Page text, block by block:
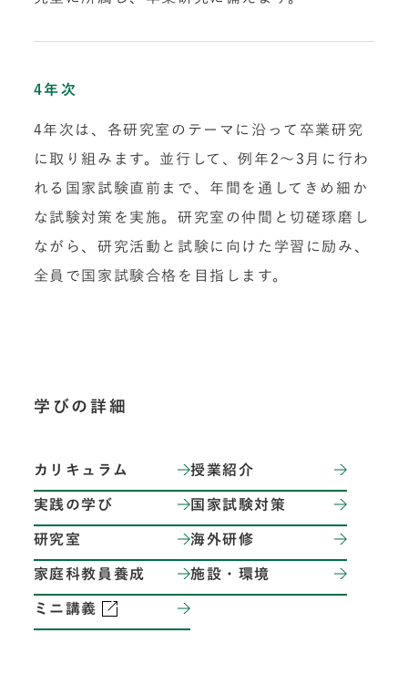
4年次
4年次は、各研究室のテーマに沿って卒業研究
に取り組みます。並行して、例年2～3月に行わ
れる国家試験直前まで、年間を通してきめ細か
な試験対策を実施。研究室の仲間と切磋琢磨し
ながら、研究活動と試験に向けた学習に励み、
全員で国家試験合格を目指します。
学びの詳細
カリキュラム 授業紹介
実践の学び 国家試験対策
研究室 海外研修
家庭科教員養成 施設・環境
ミニ講義